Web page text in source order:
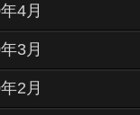
4月
3月
2月